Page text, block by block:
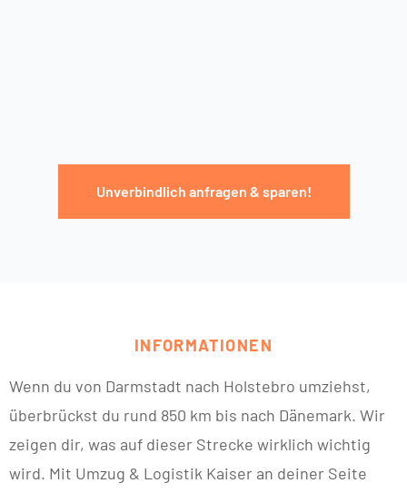
Unverbindlich anfragen & sparen!
INFORMATIONEN
Wenn du von Darmstadt nach Holstebro umziehst,
überbrückst du rund 850 km bis nach Dänemark. Wir
zeigen dir, was auf dieser Strecke wirklich wichtig
wird. Mit Umzug & Logistik Kaiser an deiner Seite